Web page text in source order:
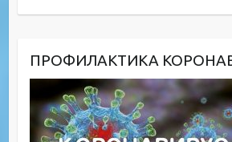
ПРОФИЛАКТИКА